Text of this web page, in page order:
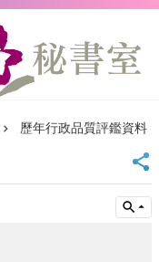
歷年行政品質評鑑資料